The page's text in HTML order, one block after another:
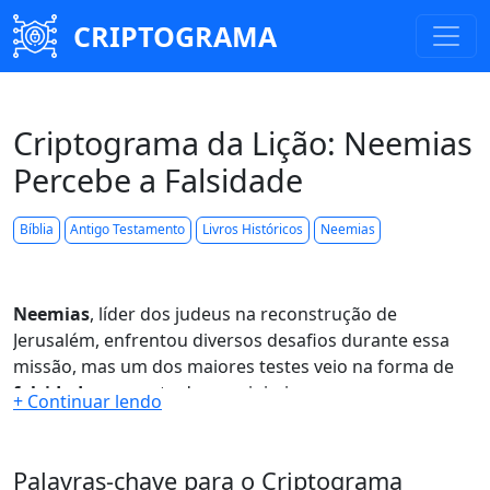
CRIPTOGRAMA
Criptograma da Lição: Neemias
Percebe a Falsidade
Bíblia Antigo Testamento Livros Históricos Neemias
Neemias, líder dos judeus na reconstrução de
Jerusalém, enfrentou diversos desafios durante essa
missão, mas um dos maiores testes veio na forma de
falsidadepor parte de seus inimigos.
Palavras-chave para o Criptograma